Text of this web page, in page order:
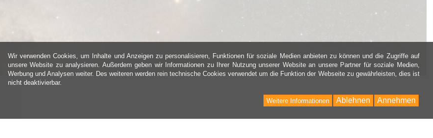
Wir verwenden Cookies, um Inhalte und Anzeigen zu personalisieren, Funktionen für soziale Medien anbieten zu können und die Zugriffe auf
unsere Website zu analysieren. Außerdem geben wir Informationen zu Ihrer Nutzung unserer Website an unsere Partner für soziale Medien,
Werbung und Analysen weiter. Des weiteren werden rein technische Cookies verwendet um die Funktion der Webseite zu gewährleisten, dies ist
nicht deaktivierbar.
Annehmen
Ablehnen
Weitere Informationen